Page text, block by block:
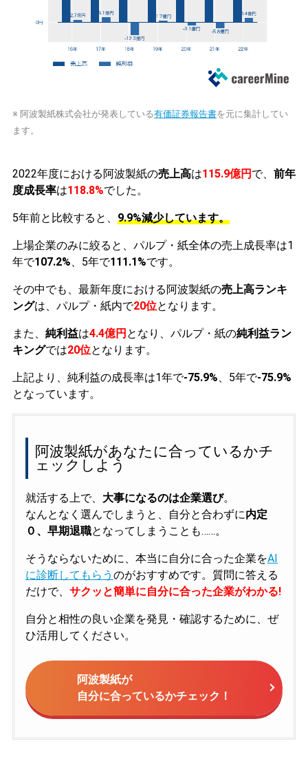
※ 阿波製紙株式会社が発表している有価証券報告書を元に集計してい
ます。
2022年度における阿波製紙の売上高は115.9億円 で、 前年
度成長率は118.8%でした。
5年前と比較すると、 9.9%減少しています。
上場企業のみに絞ると、パルプ・紙全体の売上成長率は1
年で107.2%、5年で111.1%です。
その中でも、最新年度における阿波製紙の売上高ランキ
ングは、パルプ・紙内で20位となります。
また、 純利益は4.4億円 となり、パルプ・紙の純利益ラン
キングでは20位となります。
上記より、純利益の成長率は1年で-75.9%、5年で-75.9%
となっています。
阿波製紙があなたに合っているかチ
ェックしよう
就活する上で、 大事になるのは企業選び。
なんとなく選んでしまうと、自分と合わずに内定
０、早期退職となってしまうことも……。
そうならないために、本当に自分に合った企業をAI
に診断してもらう のがおすすめです。質問に答える
だけで、 サクッと簡単に自分に合った企業がわかる!
自分と相性の良い企業を発見・確認するために、ぜ
ひ活用してください。
阿波製紙が
自分に合っているかチェック！